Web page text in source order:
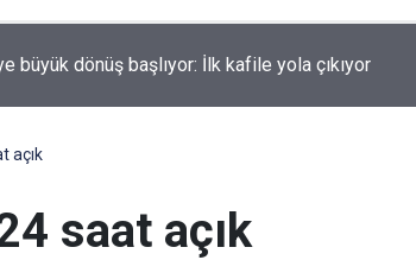
Teşkilatı Esendere'de kadınlarla buluştu
açık
saat açık